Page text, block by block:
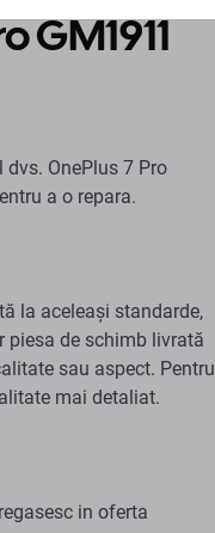
GM1911
OnePlus 7 Pro
a o repara.
la aceleași standarde,
piesa de schimb livrată
sau aspect. Pentru
mai detaliat.
in oferta